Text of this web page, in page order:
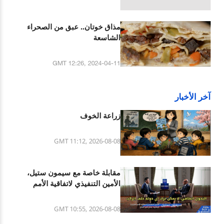
مذاق خوتان.. عبق من الصحراء
الشاسعة
GMT 12:26, 2024-04-11
آخر الأخبار
زراعة الخوف
GMT 11:12, 2026-08-08
مقابلة خاصة مع سيمون ستيل،
الأمين التنفيذي لاتفاقية الأمم
—— التحول الطاقي: لا يمكن ترك
أي دولة خلف الركب
GMT 10:55, 2026-08-08